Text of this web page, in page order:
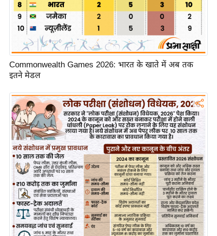
घ
रे
नु
स्खे
प
र्य
ट
न
स्थ
ल
फि
ट
ने
Commonwealth Games 2026: भारत के खाते में अब तक
इतने मेडल